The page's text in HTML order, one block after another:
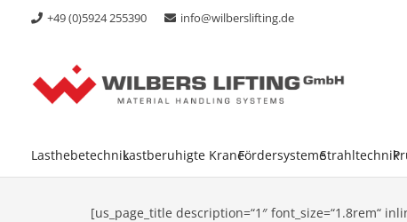
+49 (0)5924 255390 info@wilberslifting.de
LasthebetechnikLastberuhigte KraneFördersystemeStrahltechnik
[us_page_title description=“1″ font_size=“1.8rem“